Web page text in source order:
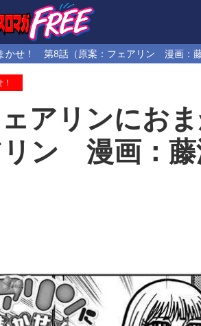
かせ！ 第8話（原案：フェアリン 漫画：藤
ェアリンにお
ン 漫画：藤